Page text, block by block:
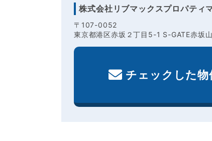
株式会社リブマックスプロパティ
〒107-0052
東京都港区赤坂２丁目5-1 S-GATE赤坂
チェックした物